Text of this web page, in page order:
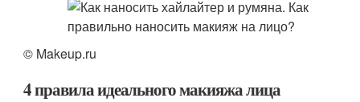
© Makeup.ru
4 правила идеального макияжа лица